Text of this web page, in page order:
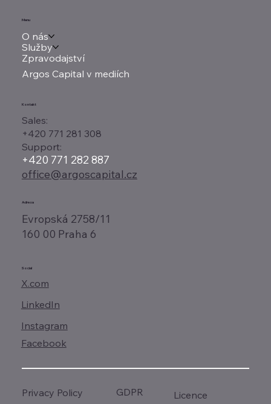
Menu
O nás
Služby
Zpravodajství
Argos Capital v mediích
Adresa
Evropská 2758/11
160 00 Praha 6
Kontakt
Sales:
+420 771 281 308
Support:
+420 771 282 887
office@argoscapital.cz
Social
X.com
LinkedIn
Instagram
Facebook
Privacy Policy GDPR Licence